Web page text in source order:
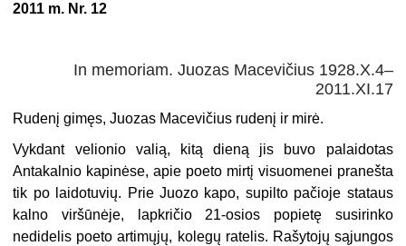
2011 m. Nr. 12
In memoriam. Juozas Macevičius 1928.X.4–
2011.XI.17
Rudenį gimęs, Juozas Macevičius rudenį ir mirė.
Vykdant velionio valią, kitą dieną jis buvo palaidotas
Antakalnio kapinėse, apie poeto mirtį visuomenei pranešta
tik po laidotuvių. Prie Juozo kapo, supilto pačioje stataus
kalno viršūnėje, lapkričio 21-osios popietę susirinko
nedidelis poeto artimųjų, kolegų ratelis. Rašytojų sąjungos